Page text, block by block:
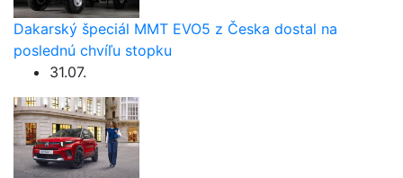
Dakarský špeciál MMT EVO5 z Česka dostal na
poslednú chvíľu stopku
31.07.